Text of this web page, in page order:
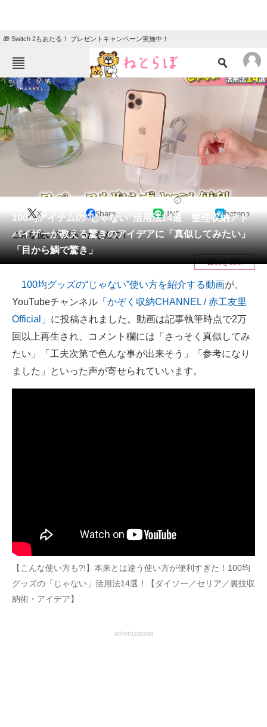
🎁 Switch 2もあたる！ プレゼントキャンペーン実施中！
ねとらぼメニュー
TOP ニュース
エンタメ
グルメ
教育・育児
リサーチ
会員記事
メディア
注目記事を集めた総合ページ
ITの今と未来を見通す
スマホと通信の最新トレンド
進化するPCとデバイスの未来
好きが集まる 比べて選べる
企業向けIT製品の総合サイト
IT製品の技術・比較・事例
製造業のIT導入・活用を支援
100均アイテムの“じゃない”活用法14選 整理収納アド
バイザーが教える驚きのアイデアに「真似してみたい」
「目から鱗で驚き」
X Share LINE hatena
こんな使い方があったなんて！
目次を表示
100均グッズの“じゃない”使い方を紹介する動画が、
YouTubeチャンネル 「かぞく収納CHANNEL / 赤工友里
Official」 に投稿されました。動画は記事執筆時点で2万
回以上再生され、コメント欄には「さっそく真似してみ
たい」「工夫次第で色んな事が出来そう」「参考になり
ました」といった声が寄せられていいます。
【こんな使い方も?!】本来とは違う使い方が便利すぎた！100均
グッズの「じゃない」活用法14選！【ダイソー／セリア／裏技収
納術・アイデア】
advertisement